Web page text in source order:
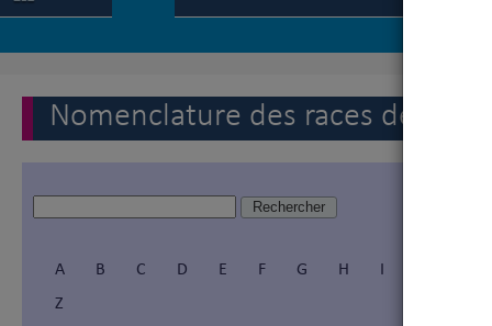
Nomenclature des races de la
A B C D E F G H I
Z